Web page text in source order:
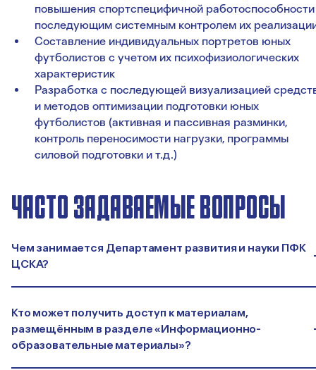
повышения спортспецифичной
последующим системным контролем их
Составление индивидуальных портретов юных
футболистов с учетом их психофизиологических
характеристик
Разработка с последующей визуализацией
и методов оптимизации подготовки юных
футболистов (активная и пассивная разминки,
контроль переносимости нагрузки, программы
силовой подготовки и т.д.)
ЧАСТО ЗАДАВАЕМЫЕ ВОПРОСЫ
Чем занимается Департамент развития и науки ПФК
ЦСКА?
Кто может получить доступ к материалам,
размещённым в разделе «Информационно-
образовательные материалы»?